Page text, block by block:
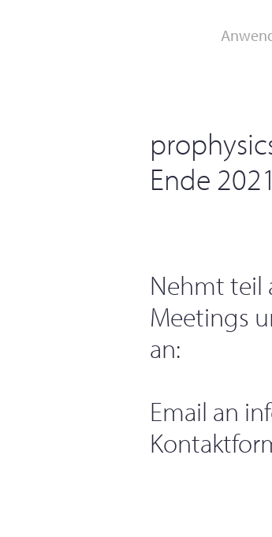
Motion Capture
Ende 2021
Nehmt teil
Meetings
an:
Email an